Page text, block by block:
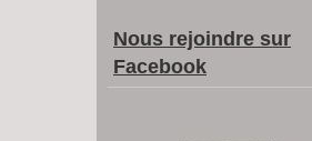
Nous rejoindre sur
Facebook